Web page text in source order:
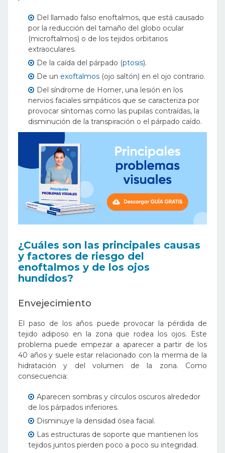
Del llamado falso enoftalmos, que está causado
por la reducción del tamaño del globo ocular
(microftalmos) o de los tejidos orbitarios
extraoculares.
De la caída del párpado (ptosis).
De un exoftalmos (ojo saltón) en el ojo contrario.
Del síndrome de Horner, una lesión en los
nervios faciales simpáticos que se caracteriza por
provocar síntomas como las pupilas contraídas, la
disminución de la transpiración o el párpado caído.
¿Cuáles son las principales causas
y factores de riesgo del
enoftalmos y de los ojos
hundidos?
Envejecimiento
El paso de los años puede provocar la pérdida de
tejido adiposo en la zona que rodea los ojos. Este
problema puede empezar a aparecer a partir de los
40 años y suele estar relacionado con la merma de la
hidratación y del volumen de la zona. Como
consecuencia:
Aparecen sombras y círculos oscuros alrededor
de los párpados inferiores.
Disminuye la densidad ósea facial.
Las estructuras de soporte que mantienen los
tejidos juntos pierden poco a poco su integridad.